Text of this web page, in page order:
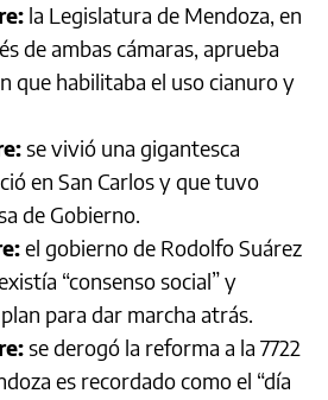
la Legislatura de Mendoza, en
de ambas cámaras, aprueba
que habilitaba el uso cianuro y
se vivió una gigantesca
en San Carlos y que tuvo
de Gobierno.
el gobierno de Rodolfo Suárez
“consenso social” y
para dar marcha atrás.
se derogó la reforma a la 7722
es recordado como el “día